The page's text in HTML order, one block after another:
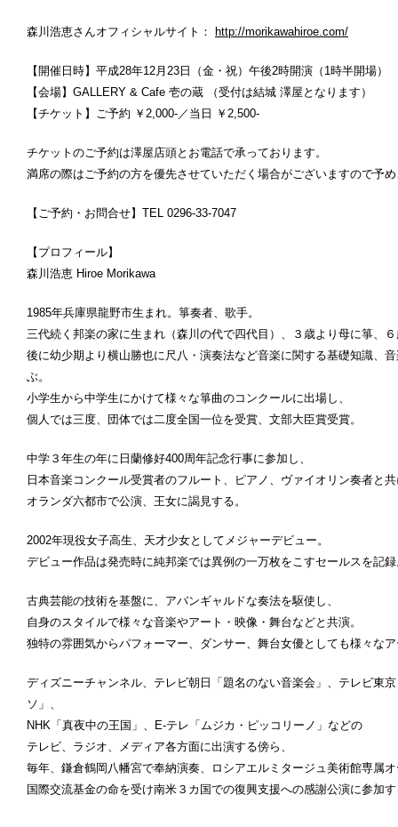
森川浩恵さんオフィシャルサイト： http://morikawahiroe.com/
【開催日時】 平成28年12月23日（金・祝）午後2時開演（1時半開場）
【会場】GALLERY & Cafe 壱の蔵 （受付は結城 澤屋となります）
【チケット】ご予約 ￥2,000-／当日 ￥2,500-
チケットのご予約は澤屋店頭とお電話で承っております。
満席の際はご予約の方を優先させていただく場合がございますので予
【ご予約・お問合せ】TEL 0296-33-7047
【プロフィール】
森川浩恵 Hiroe Morikawa
1985年兵庫県龍野市生まれ。箏奏者、歌手。
三代続く邦楽の家に生まれ（森川の代で四代目）、３歳より母に箏、
後に幼少期より横山勝也に尺八・演奏法など音楽に関する基礎知識、
ぶ。
小学生から中学生にかけて様々な箏曲のコンクールに出場し、
個人では三度、団体では二度全国一位を受賞、文部大臣賞受賞。
中学３年生の年に日蘭修好400周年記念行事に参加し、
日本音楽コンクール受賞者のフルート、ピアノ、ヴァイオリン奏者と
オランダ六都市で公演、王女に謁見する。
2002年現役女子高生、天才少女としてメジャーデビュー。
デビュー作品は発売時に純邦楽では異例の一万枚をこすセールスを記
古典芸能の技術を基盤に、アバンギャルドな奏法を駆使し、
自身のスタイルで様々な音楽やアート・映像・舞台などと共演。
独特の雰囲気からパフォーマー、ダンサー、舞台女優としても様々な
ディズニーチャンネル、テレビ朝日「題名のない音楽会」、テレビ東
ソ」、
NHK「真夜中の王国」、E-テレ「ムジカ・ピッコリーノ」などの
テレビ、ラジオ、メディア各方面に出演する傍ら、
毎年、鎌倉鶴岡八幡宮で奉納演奏、ロシアエルミタージュ美術館専属
国際交流基金の命を受け南米３カ国での復興支援への感謝公演に参加